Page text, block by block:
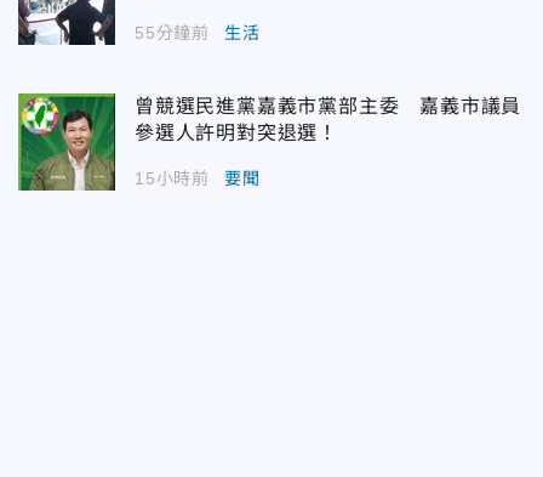
55分鐘前 生活
曾競選民進黨嘉義市黨部主委 嘉義市議員
參選人許明對突退選！
15小時前 要聞